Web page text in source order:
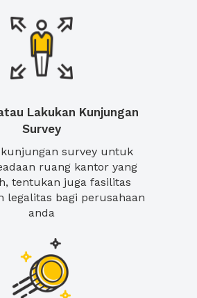
Lakukan Kunjungan
Survey
survey untuk
ruang kantor yang
tentukan juga fasilitas
legalitas bagi perusahaan
anda